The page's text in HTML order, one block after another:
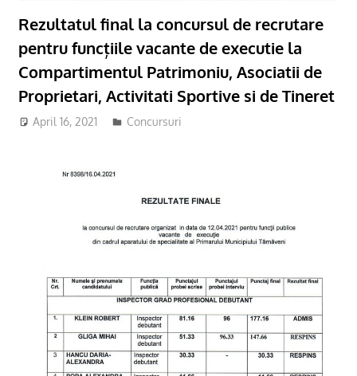
Rezultatul final la concursul de recrutare
pentru funcțiile vacante de executie la
Compartimentul Patrimoniu, Asociatii de
Proprietari, Activitati Sportive si de Tineret
April 16, 2021 adm-mmm
Concursuri